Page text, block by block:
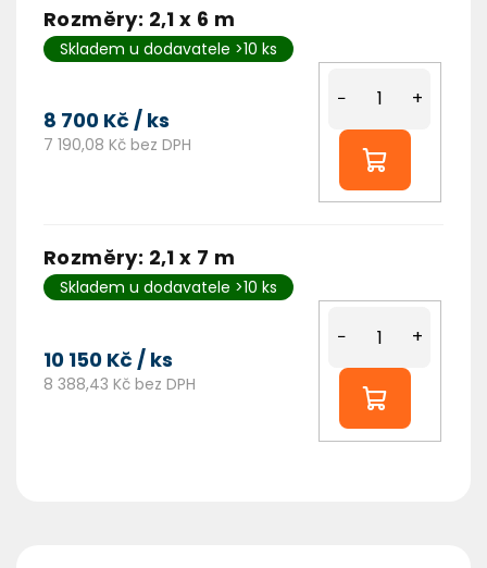
Rozměry: 2,1 x 6 m
Skladem u dodavatele >10 ks
8 700 Kč / ks
7 190,08 Kč bez DPH
+
−
Rozměry: 2,1 x 7 m
Skladem u dodavatele >10 ks
10 150 Kč / ks
8 388,43 Kč bez DPH
+
−